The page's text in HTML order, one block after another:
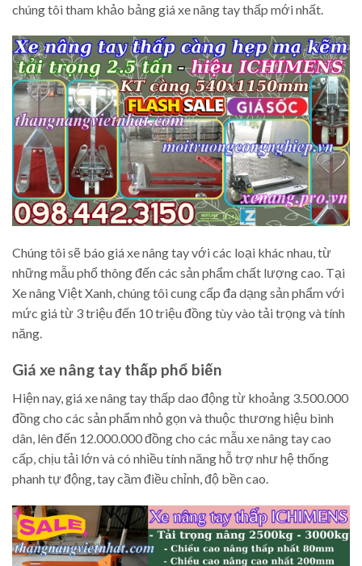
chúng tôi tham khảo bảng giá xe nâng tay thấp mới nhất.
Chúng tôi sẽ báo giá xe nâng tay với các loại khác nhau, từ
những mẫu phổ thông đến các sản phẩm chất lượng cao. Tại
Xe nâng Việt Xanh, chúng tôi cung cấp đa dạng sản phẩm với
mức giá từ 3 triệu đến 10 triệu đồng tùy vào tải trọng và tính
năng.
Giá xe nâng tay thấp phổ biến
Hiện nay, giá xe nâng tay thấp dao động từ khoảng 3.500.000
đồng cho các sản phẩm nhỏ gọn và thuộc thương hiệu bình
dân, lên đến 12.000.000 đồng cho các mẫu xe nâng tay cao
cấp, chịu tải lớn và có nhiều tính năng hỗ trợ như hệ thống
phanh tự động, tay cầm điều chỉnh, độ bền cao.